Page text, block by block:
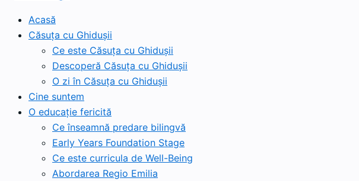
Acasă
Căsuța cu Ghidușii
Ce este Căsuța cu Ghidușii
Descoperă Căsuța cu Ghidușii
O zi în Căsuța cu Ghidușii
Cine suntem
O educație fericită
Ce înseamnă predare bilingvă
Early Years Foundation Stage
Ce este curricula de Well-Being
Abordarea Regio Emilia